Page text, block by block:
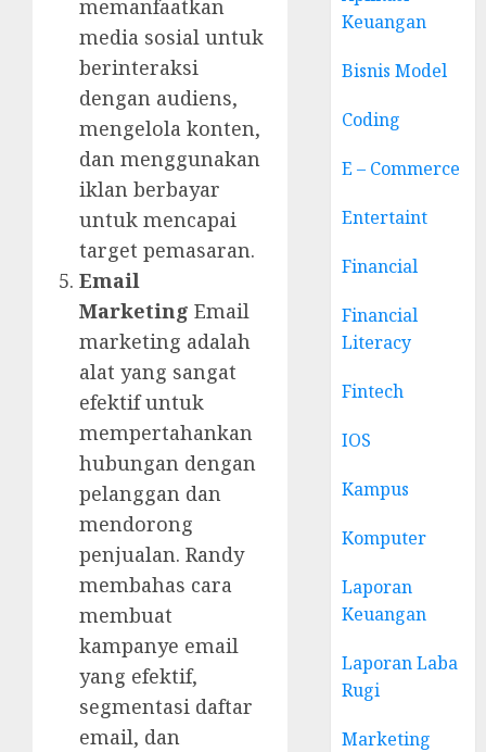
memanfaatkan
media sosial untuk
berinteraksi
dengan audiens,
mengelola konten,
dan menggunakan
iklan berbayar
untuk mencapai
target pemasaran.
Email
Marketing Email
marketing adalah
alat yang sangat
efektif untuk
mempertahankan
hubungan dengan
pelanggan dan
mendorong
penjualan. Randy
membahas cara
membuat
kampanye email
yang efektif,
segmentasi daftar
email, dan
Keuangan
Bisnis Model
Coding
E – Commerce
Entertaint
Financial
Financial
Literacy
Fintech
IOS
Kampus
Komputer
Laporan
Keuangan
Laporan Laba
Rugi
Marketing